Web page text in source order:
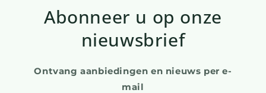
Abonneer u op onze
nieuwsbrief
Ontvang aanbiedingen en nieuws per e-
mail